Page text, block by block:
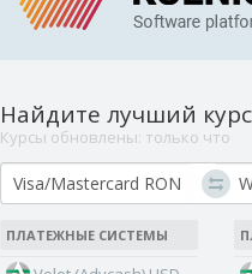
Найдите лучший курс
Курсы обновлены: только что
ПЛАТЕЖНЫЕ СИСТЕМЫ